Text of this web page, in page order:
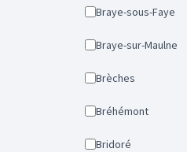
Braye-sous-Faye
Braye-sur-Maulne
Brèches
Bréhémont
Bridoré